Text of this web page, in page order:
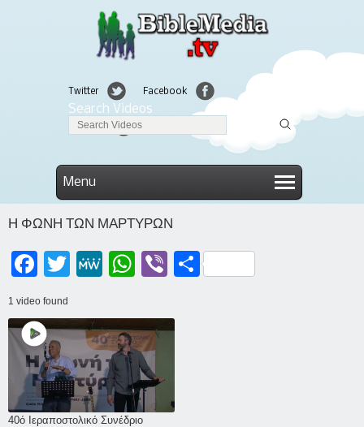
Twitter Facebook
Linkedin
Search Videos
Menu
Η ΦΩΝΗ ΤΩΝ ΜΑΡΤΥΡΩΝ
Facebook Twitter MeWe WhatsAppViber Μοιραστείτε
1 video found
40ό Ιεραποστολικό Συνέδριο